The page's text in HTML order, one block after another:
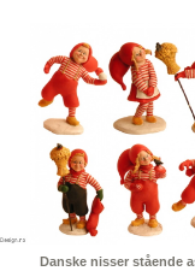
Danske nisser stående